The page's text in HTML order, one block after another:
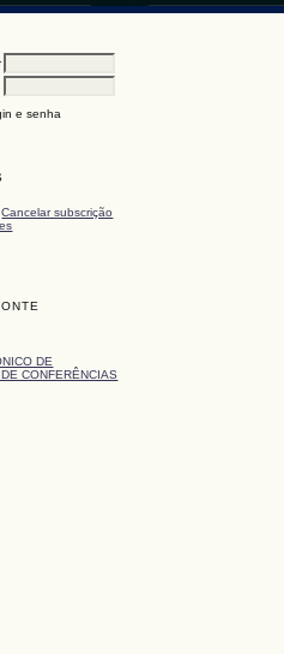
e senha
Cancelar subscrição
DE
CONFERÊNCIAS